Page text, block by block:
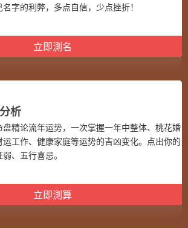
名字的利弊，多点自信，少点挫折！
立即測名
析
盘精论流年运势，一次掌握一年中整体、桃花婚
运工作、健康家庭等运势的吉凶变化。点出你的
、五行喜忌。
立即測算